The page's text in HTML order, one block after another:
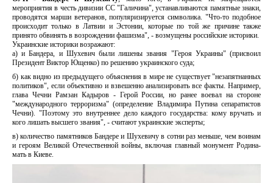
мероприятия в честь дивизии СС "Галичина", устанавливаются памятные знаки,
проводятся марши ветеранов, популяризируется символика. "Что-то подобное
происходит только в Латвии и Эстонии, которые по той же причине также
принято обвинять в возрождении фашизма", - возмущены российские историки.
Украинские историки возражают:
а) и Бандера, и Шухевич были лишены звания "Героя Украины" (присвоил
Президент Виктор Ющенко) по решению украинского суда;
б) как видно из предыдущего объяснения в мире не существует "незапятнанных
политиков", если объективно и взвешенно анализировать все факты. Например,
глава Чечни Рамзан Кадыров - Герой России, но ранее воевал на стороне
"международного терроризма" (определение Владимира Путина сепаратистов
Чечни). "Поэтому это внутреннее дело каждого государства: кому вручать и
кого лишать высшего звания", - считают украинские эксперты;
в) количество памятников Бандере и Шухевичу в сотни раз меньше, чем воинам
и героям Великой Отечественной войны, включая главный монумент Родина-
мать в Киеве.